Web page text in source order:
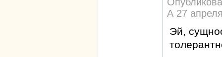
А 27
Эй,